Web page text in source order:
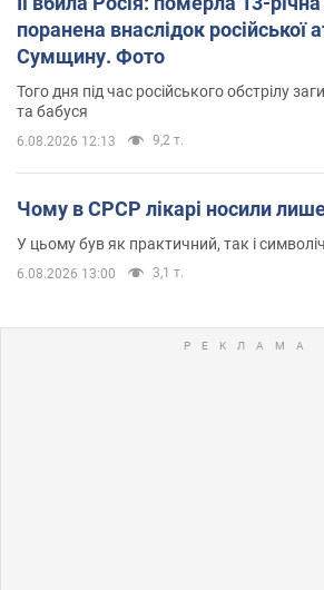
поранена внаслідок російської
Сумщину. Фото
Того дня під час російського обстрілу
та бабуся
6.08.2026 12:13 9,2 т.
Чому в СРСР лікарі носили лише
У цьому був як практичний, так і
6.08.2026 13:00 3,1 т.